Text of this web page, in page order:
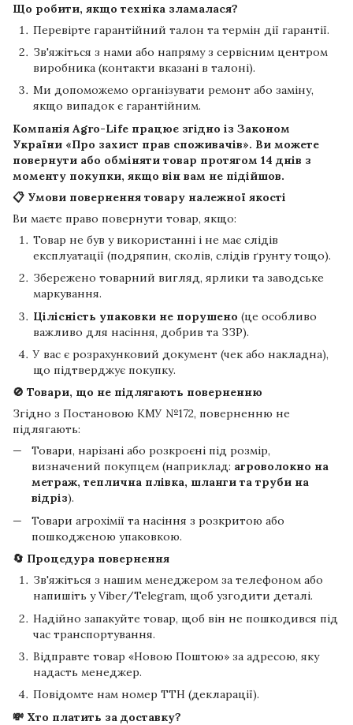
Що робити, якщо техніка зламалася?
Перевірте гарантійний талон та термін дії гарантії.
Зв'яжіться з нами або напряму з сервісним центром
виробника (контакти вказані в талоні).
Ми допоможемо організувати ремонт або заміну,
якщо випадок є гарантійним.
Компанія Agro-Life працює згідно із Законом
України «Про захист прав споживачів». Ви можете
повернути або обміняти товар протягом 14 днів з
моменту покупки, якщо він вам не підійшов.
📋 Умови повернення товару належної якості
Ви маєте право повернути товар, якщо:
Товар не був у використанні і не має слідів
експлуатації (подряпин, сколів, слідів ґрунту тощо).
Збережено товарний вигляд, ярлики та заводське
маркування.
Цілісність упаковки не порушено (це особливо
важливо для насіння, добрив та ЗЗР).
У вас є розрахунковий документ (чек або накладна),
що підтверджує покупку.
🚫 Товари, що не підлягають поверненню
Згідно з Постановою КМУ №172, поверненню не
підлягають:
Товари, нарізані або розкроєні під розмір,
визначений покупцем (наприклад: агроволокно на
метраж, теплична плівка, шланги та труби на
відріз).
Товари агрохімії та насіння з розкритою або
пошкодженою упаковкою.
🔄 Процедура повернення
Зв'яжіться з нашим менеджером за телефоном або
напишіть у Viber/Telegram, щоб узгодити деталі.
Надійно запакуйте товар, щоб він не пошкодився під
час транспортування.
Відправте товар «Новою Поштою» за адресою, яку
надасть менеджер.
Повідомте нам номер ТТН (декларації).
💸 Хто платить за доставку?